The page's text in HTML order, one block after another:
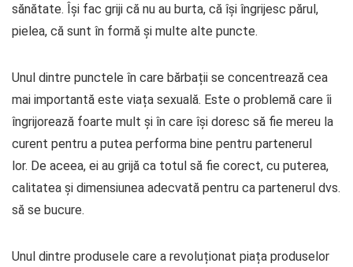
sănătate. Își fac griji că nu au burta, că își îngrijesc părul,
pielea, că sunt în formă și multe alte puncte.
Unul dintre punctele în care bărbații se concentrează cea
mai importantă este viața sexuală. Este o problemă care îi
îngrijorează foarte mult și în care își doresc să fie mereu la
curent pentru a putea performa bine pentru partenerul
lor. De aceea, ei au grijă ca totul să fie corect, cu puterea,
calitatea și dimensiunea adecvată pentru ca partenerul dvs.
să se bucure.
Unul dintre produsele care a revoluționat piața produselor